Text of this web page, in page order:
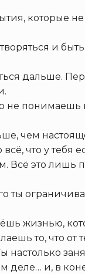
которые
и
дальше.
не понимаешь
чем
что у тебя
Всё это
ты
жизнью,
то, что от
настолько
деле… и, в